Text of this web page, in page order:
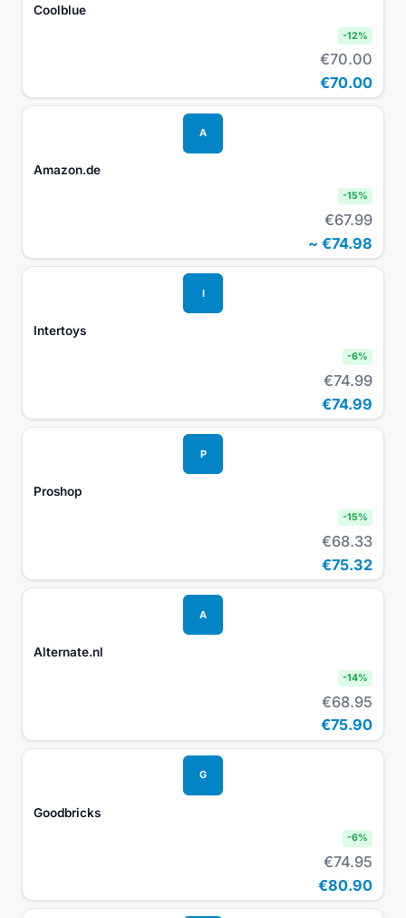
Coolblue
-12%
€70.00
€70.00
A
Amazon.de
-15%
€67.99
~ €74.98
I
Intertoys
-6%
€74.99
€74.99
P
Proshop
-15%
€68.33
€75.32
A
Alternate.nl
-14%
€68.95
€75.90
G
Goodbricks
-6%
€74.95
€80.90